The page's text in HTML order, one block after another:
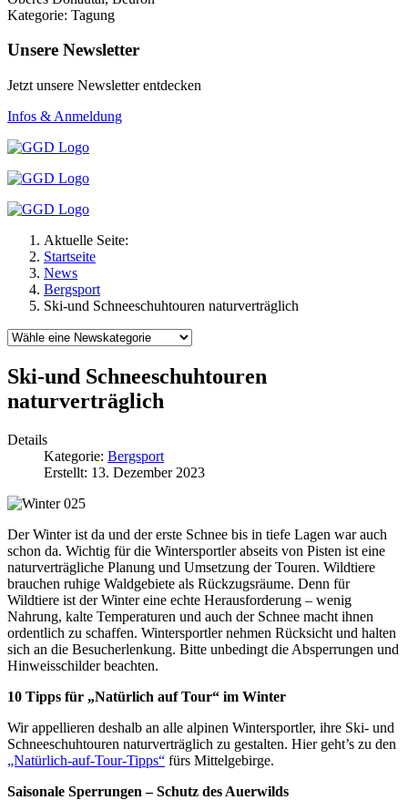
Kategorie: Tagung
Unsere Newsletter
Jetzt unsere Newsletter entdecken
Infos & Anmeldung
Aktuelle Seite:
Startseite
News
Bergsport
Ski-und Schneeschuhtouren naturverträglich
Ski-und Schneeschuhtouren
naturverträglich
Details
Kategorie: Bergsport
Erstellt: 13. Dezember 2023
Der Winter ist da und der erste Schnee bis in tiefe Lagen war auch
schon da. Wichtig für die Wintersportler abseits von Pisten ist eine
naturverträgliche Planung und Umsetzung der Touren. Wildtiere
brauchen ruhige Waldgebiete als Rückzugsräume. Denn für
Wildtiere ist der Winter eine echte Herausforderung – wenig
Nahrung, kalte Temperaturen und auch der Schnee macht ihnen
ordentlich zu schaffen. Wintersportler nehmen Rücksicht und halten
sich an die Besucherlenkung. Bitte unbedingt die Absperrungen und
Hinweisschilder beachten.
10 Tipps für „Natürlich auf Tour“ im Winter
Wir appellieren deshalb an alle alpinen Wintersportler, ihre Ski- und
Schneeschuhtouren naturverträglich zu gestalten. Hier geht’s zu den
„Natürlich-auf-Tour-Tipps“ fürs Mittelgebirge.
Saisonale Sperrungen – Schutz des Auerwilds